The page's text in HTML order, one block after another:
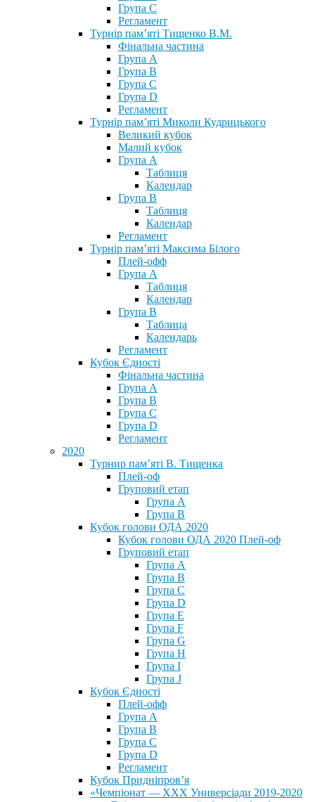
Група С
Регламент
Турнір пам’яті Тищенко В.М.
Фінальна частина
Група А
Група В
Група С
Група D
Регламент
Турнір пам’яті Миколи Кудрицького
Великий кубок
Малий кубок
Група А
Таблиця
Календар
Група В
Таблиця
Календар
Регламент
Турнір пам’яті Максима Білого
Плей-офф
Група А
Таблиця
Календар
Група В
Таблица
Календарь
Регламент
Кубок Єдності
Фінальна частина
Група А
Група В
Група С
Група D
Регламент
2020
Турнир пам’яті В. Тищенка
Плей-оф
Груповий етап
Група А
Група В
Кубок голови ОДА 2020
Кубок голови ОДА 2020 Плей-оф
Груповий етап
Група A
Група B
Група C
Група D
Група E
Група F
Група G
Група H
Група I
Група J
Кубок Єдності
Плей-офф
Група А
Група В
Група С
Група D
Регламент
Кубок Придніпров’я
«Чемпіонат — ХХХ Универсіади 2019-2020